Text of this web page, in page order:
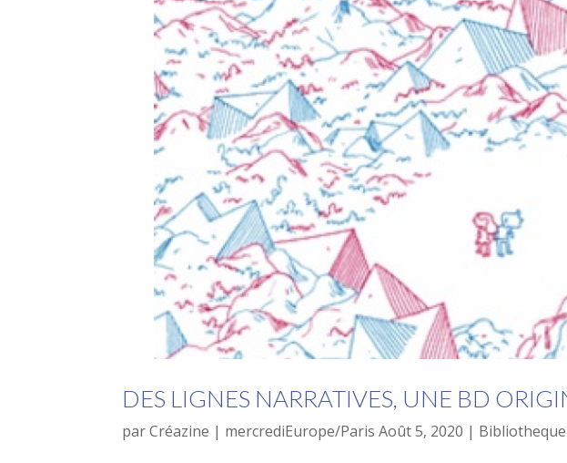
DES LIGNES NARRATIVES, UNE BD
parCréazine | mercrediEurope/Paris Août 5, 2020 | Bibliotheque